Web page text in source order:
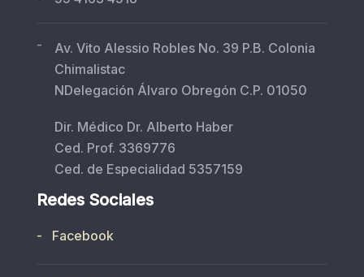
-
Av. Vito Alessio Robles No. 39 P.B. Colonia
Chimalistac
NDelegación Álvaro Obregón C.P. 01050
Dir. Médico Dr. Alberto Haber
Ced. Prof. 3369776
Ced. de Especialidad 5357159
Redes Sociales
- Facebook